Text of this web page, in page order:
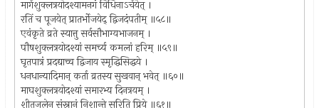
मार्गशुक्लत्रयोदश्यामनगं विधिनाऽर्चयेत् ।
रतिं च पूजयेत् प्रातर्भोजयेद् द्विजदंपतीम् ॥५८॥
एवंकृते व्रते स्यात्तु सर्वसौभाग्यभाजनम् ।
पौषशुक्लत्रयोदश्यां समर्च्य कमलां हरिम् ॥५९॥
घृतपात्रं प्रदद्याच्च द्विजाय स्मृद्धिसिद्धये ।
धनधान्यादिमान् कर्ता व्रतस्य सुखवान् भवेत् ॥६०॥
माघशुक्लत्रयोदश्यां समारभ्य दिनत्रयम् ।
शीतजलेन संस्नानं निशान्ते सरिति प्रिये ॥६१॥